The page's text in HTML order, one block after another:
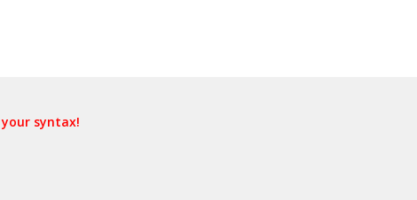
your syntax!